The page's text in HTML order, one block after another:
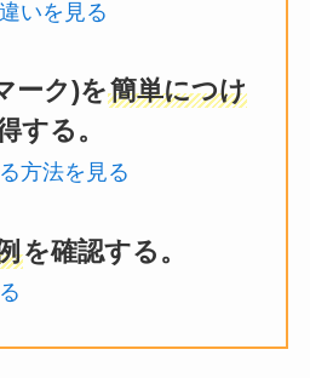
いを見る
ーク)を簡単につけ
する。
方法を見る
を確認する。